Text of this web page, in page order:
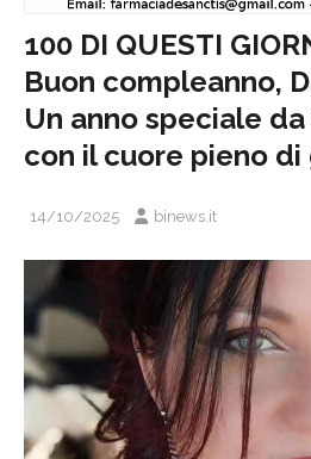
100 DI QUESTI
Buon compleanno,
Un anno speciale
con il cuore pieno di
14/10/2025 binews.it